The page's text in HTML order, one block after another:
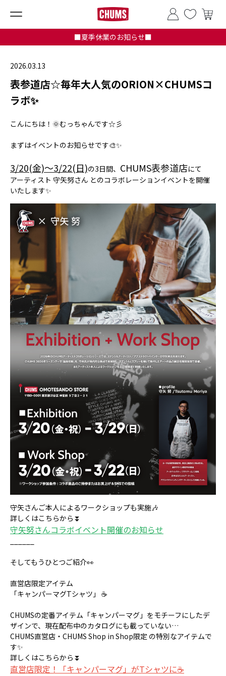
■夏季休業のお知らせ■
2026.03.13
表参道店☆毎年大人気のORION×CHUMSコ
ラボ✨
こんにちは！🌞むっちゃんです☆彡
まずはイベントのお知らせです🎨✨
3/20(金)〜3/22(日)の3日間、 CHUMS表参道店にて
アーティスト 守矢努さん とのコラボレーションイベントを開催
いたします✨
守矢さんご本人によるワークショップも実施🎶
詳しくはこちらから⏬
守矢努さんコラボイベント開催のお知らせ
そしてもうひとつご紹介👀
直営店限定アイテム
「キャンパーマグTシャツ」 ☕️
CHUMSの定番アイテム「キャンパーマグ」をモチーフにしたデ
ザインで、現在配布中のカタログにも載っていない…
CHUMS直営店・CHUMS Shop in Shop限定 の特別なアイテムで
す✨
詳しくはこちらから⏬
直営店限定！「キャンパーマグ」がTシャツに☕